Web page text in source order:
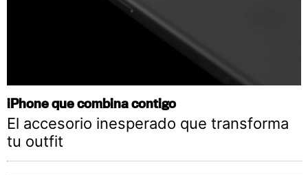
iPhone que combina contigo
El accesorio inesperado que transforma
tu outfit